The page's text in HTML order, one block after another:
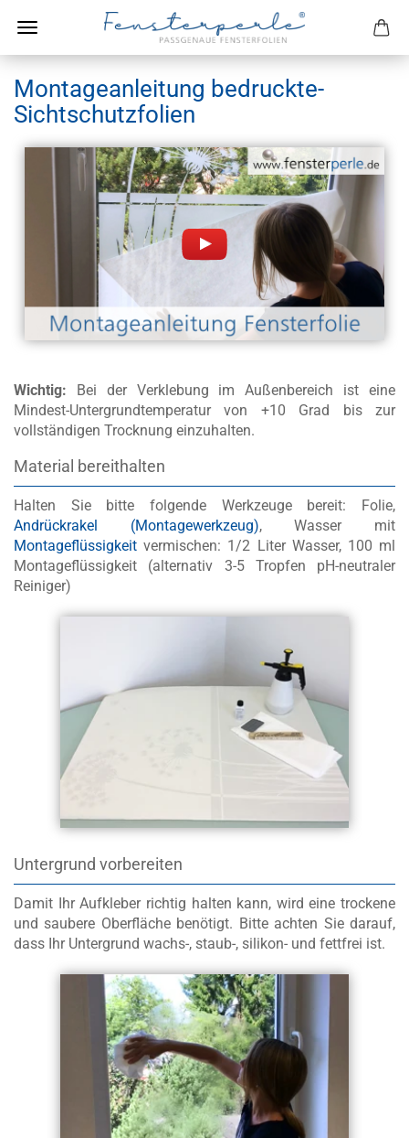
Montageanleitung bedruckte-
Sichtschutzfolien
Wichtig: Bei der Verklebung im Außenbereich ist eine
Mindest-Untergrundtemperatur von +10 Grad bis zur
vollständigen Trocknung einzuhalten.
Material bereithalten
Halten Sie bitte folgende Werkzeuge bereit: Folie,
Andrückrakel (Montagewerkzeug), Wasser mit
Montageflüssigkeit vermischen: 1/2 Liter Wasser, 100 ml
Montageflüssigkeit
(alternativ 3-5 Tropfen pH-neutraler
Reiniger)
Untergrund vorbereiten
Damit Ihr Aufkleber richtig halten kann, wird eine trockene
und saubere Oberfläche benötigt. Bitte achten Sie darauf,
dass Ihr Untergrund wachs-, staub-, silikon- und fettfrei ist.